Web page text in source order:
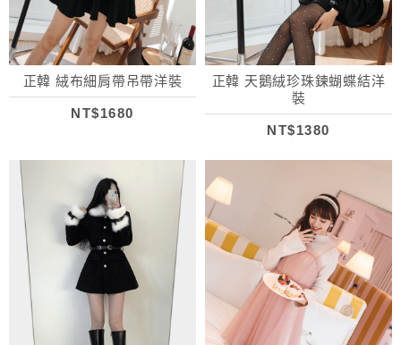
正韓 絨布細肩帶吊帶洋裝
NT$1680
正韓 天鵝絨珍珠鍊蝴蝶結洋
裝
NT$1380